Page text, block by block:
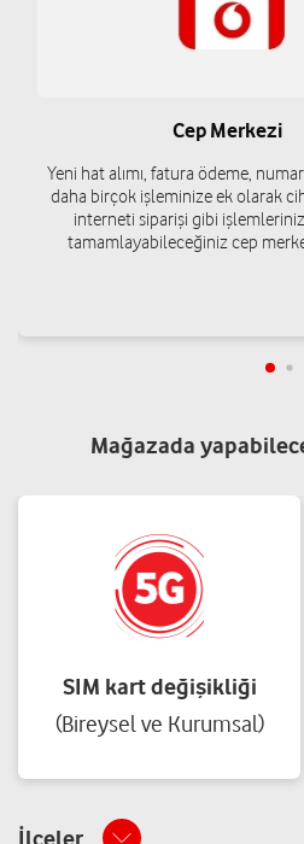
Cep Merkezi
Yeni hat alımı, fatura ödeme,
daha birçok işleminize ek olarak
interneti siparişi gibi
tamamlayabileceğiniz cep
Mağazada
SIM kart değişikliği
(Bireysel ve Kurumsal)
İlçeler